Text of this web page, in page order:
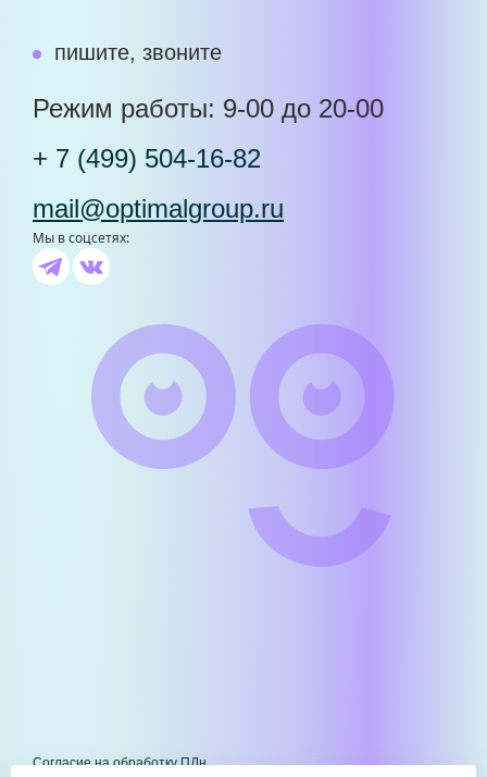
пишите, звоните
Режим работы: 9-00 до 20-00
+ 7 (499) 504-16-82
mail@optimalgroup.ru
Мы в соцсетях:
Согласие на обработку ПДн